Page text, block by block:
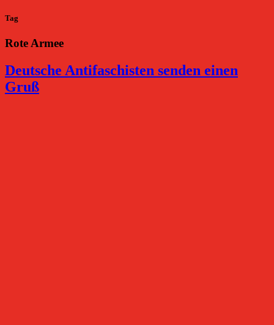
Tag
Rote Armee
Deutsche Antifaschisten senden einen
Gruß